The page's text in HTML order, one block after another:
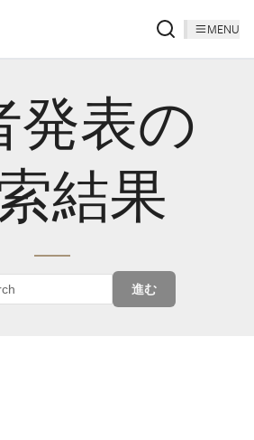
MENU
発表の
結果
進む